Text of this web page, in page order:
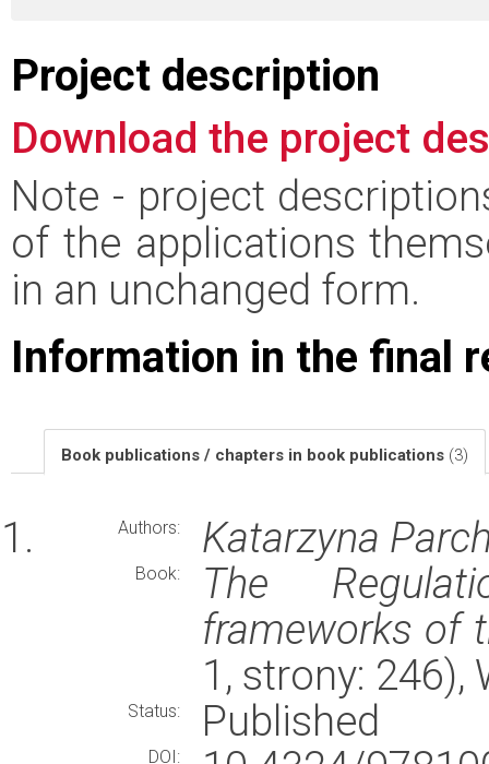
Project description
Download the project
Note - project
of the applications
in an unchanged form.
Information in the final
Book publications / chapters in book publications (3)
Authors: Katarzyna
Book:
The
frameworks of
1, strony: 246),
Status: Published
DOI: